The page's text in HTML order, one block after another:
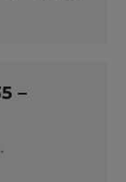
–